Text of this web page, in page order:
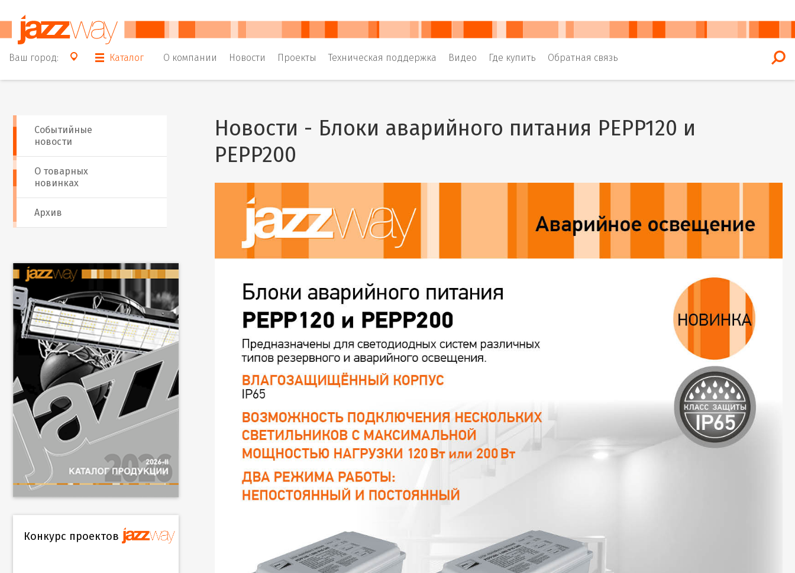
Ваш город: Каталог О компании Новости Проекты Техническая поддержка Видео Где купить Обратная связь
Событийные
новости
О товарных
новинках
Архив
Конкурс проектов
Новости - Блоки аварийного питания PEPP120 и
PEPP200